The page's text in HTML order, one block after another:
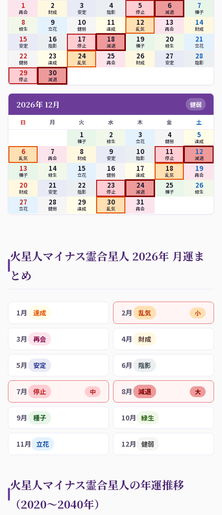
1
再会
2
財成
3
安定
4
陰影
5
停止
6
減退
7
種子
8
緑生
9
立花
10
健弱
11
達成
12
乱気
13
再会
14
財成
15
安定
16
陰影
17
停止
18
減退
19
種子
20
緑生
21
立花
22
健弱
23
達成
24
乱気
25
再会
26
財成
27
安定
28
陰影
29
停止
30
減退
2026年 12月 健弱
日 月 火 水 木 金 土
1
種子
2
緑生
3
立花
4
健弱
5
達成
6
乱気
7
再会
8
財成
9
安定
10
陰影
11
停止
12
減退
13
種子
14
緑生
15
立花
16
健弱
17
達成
18
乱気
19
再会
20
財成
21
安定
22
陰影
23
停止
24
減退
25
種子
26
緑生
27
立花
28
健弱
29
達成
30
乱気
31
再会
火星人マイナス霊合星人 2026年 月運ま
とめ
1月 達成 2月 乱気 小
3月 再会 4月 財成
5月 安定 6月 陰影
7月 停止 中 8月 減退 大
9月 種子 10月 緑生
11月 立花 12月 健弱
火星人マイナス霊合星人の年運推移
（2020〜2040年）